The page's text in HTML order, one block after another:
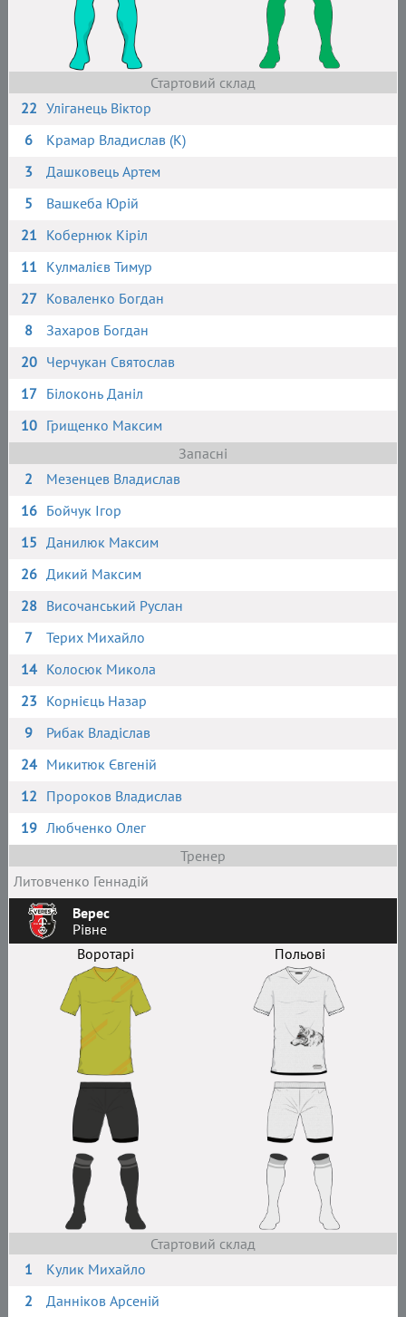
Стартовий склад
22 Уліганець Віктор
6
Крамар Владислав (К)
3
Дашковець Артем
5
Вашкеба Юрій
21 Кобернюк Кіріл
11 Кулмалієв Тимур
27 Коваленко Богдан
8
Захаров Богдан
20 Черчукан Святослав
17 Білоконь Даніл
10 Грищенко Максим
Запасні
2
Мезенцев Владислав
16 Бойчук Ігор
15 Данилюк Максим
26 Дикий Максим
28 Височанський Руслан
7
Терих Михайло
14 Колосюк Микола
23 Корнієць Назар
9
Рибак Владіслав
24 Микитюк Євгеній
12 Пророков Владислав
19 Любченко Олег
Тренер
Литовченко Геннадій
Верес
Рівне
Воротарі
Польові
Стартовий склад
1
Кулик Михайло
2
Данніков Арсеній